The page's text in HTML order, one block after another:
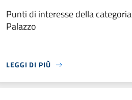
Punti di interesse della categoria
Palazzo
LEGGI DI PIÙ